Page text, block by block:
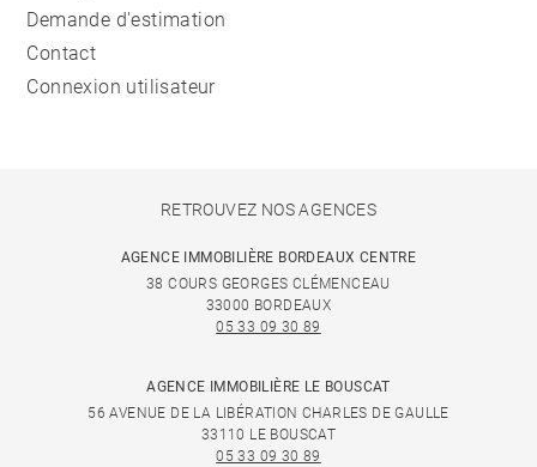
Demande d'estimation
Contact
Connexion utilisateur
RETROUVEZ NOS AGENCES
AGENCE IMMOBILIÈRE BORDEAUX CENTRE
38 COURS GEORGES CLÉMENCEAU
33000 BORDEAUX
05 33 09 30 89
AGENCE IMMOBILIÈRE LE BOUSCAT
56 AVENUE DE LA LIBÉRATION CHARLES DE GAULLE
33110 LE BOUSCAT
05 33 09 30 89